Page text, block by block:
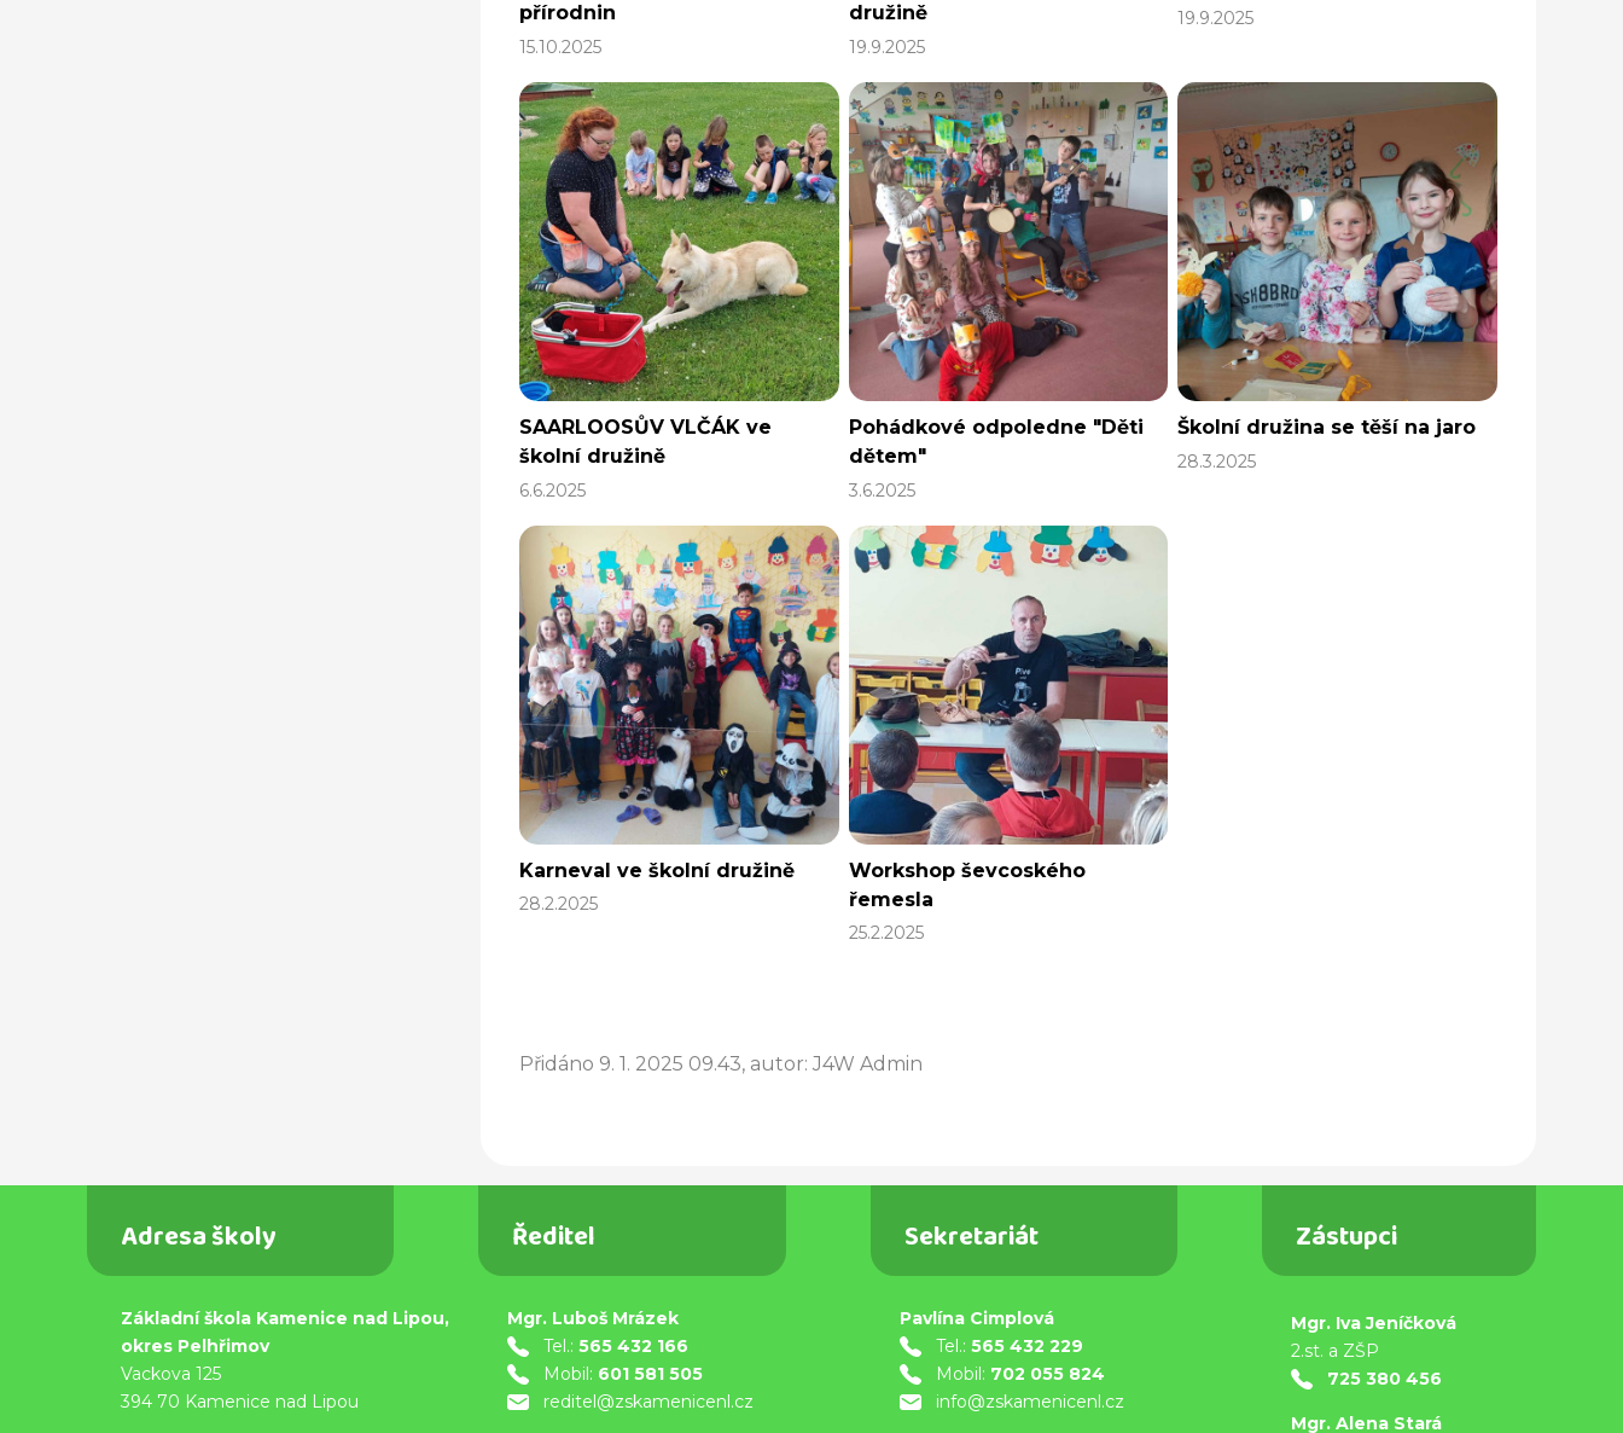
přírodnin
15.10.2025
družině
19.9.2025
19.9.2025
SAARLOOSŮV VLČÁK ve
školní družině
6.6.2025
Pohádkové odpoledne "Děti
dětem"
3.6.2025
Školní družina se těší na jaro
28.3.2025
Karneval ve školní družině
28.2.2025
Workshop ševcoského
řemesla
25.2.2025
Přidáno 9. 1. 2025 09.43, autor: J4W Admin
Adresa školy
Základní škola Kamenice nad Lipou,
okres Pelhřimov
Vackova 125
394 70 Kamenice nad Lipou
Ředitel
Mgr. Luboš Mrázek
Tel.:565 432 166
Mobil: 601 581 505
reditel@zskamenicenl.cz
Sekretariát
Pavlína Cimplová
Tel.: 565 432 229
Mobil: 702 055 824
info@zskamenicenl.cz
Zástupci
Mgr. Iva Jeníčková
2.st. a ZŠP
725 380 456
Mgr. Alena Stará